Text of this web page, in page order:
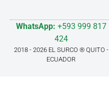
WhatsApp: +593 999 817
424
2018 - 2026 EL SURCO ® QUITO -
ECUADOR